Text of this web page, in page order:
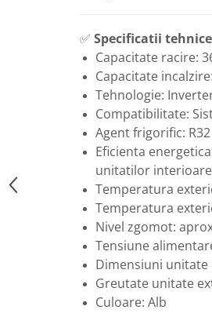
Accesorii boilere
Incalzire in pardoseala
Tevi si fitinguri
Tevi si fitinguri PPR
Tevi si fitinguri fonta
Robineti
Robineti de trecere pentru apa
Robineti coltari pentru apa
Robineti pentru gaz
Robineti radiator
Accesorii robineti
✅ Specificatii
Capacitate racire:
Capacitate
Tehnologie:
Compatibilitate:
Agent frigorific: R32
Eficienta
unitatilor
Temperatura
Temperatura
Nivel zgomot:
Tensiune
Dimensiuni unitate
Greutate unitate
Culoare: Alb